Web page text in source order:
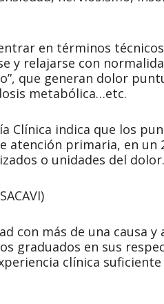
en términos
y relajarse con
que generan dolor
metabólica…etc.
Clínica indica que los
atención primaria, en
o unidades del dolor.
con más de una causa
graduados en sus
clínica